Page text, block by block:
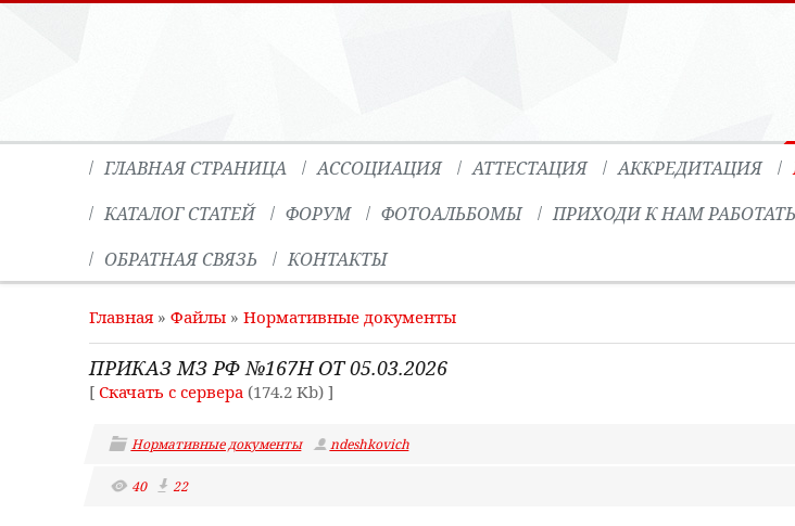
ГЛАВНАЯ СТРАНИЦА АССОЦИАЦИЯ АТТЕСТАЦИЯ АККРЕДИТАЦИЯ
КАТАЛОГ СТАТЕЙ
ФОРУМ ФОТОАЛЬБОМЫ ПРИХОДИ К НАМ
ОБРАТНАЯ СВЯЗЬ
КОНТАКТЫ
Главная» Файлы » Нормативные документы
ПРИКАЗ МЗ РФ №167Н ОТ 05.03.2026
[ Скачать с сервера (174.2 Kb) ]
Нормативные документы ndeshkovich
40 22